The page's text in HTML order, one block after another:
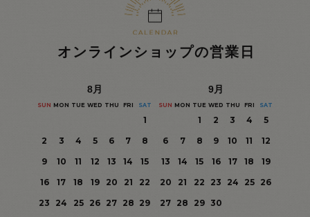
オンラインショップの営業日
8月
SUN MON TUE WED THU FRI SAT
1
2
3 4 5 6 7
8
9
10 11 12 13 14
15
16
17 18 19 20 21
22
23
24 25 26 27 28 29
9月
SUN MON TUE WED THU FRI SAT
1 2 3 4
5
6
7 8 9 10 11
12
13
14 15 16 17 18
19
20
21 22 23 24 25
26
27 28 29 30